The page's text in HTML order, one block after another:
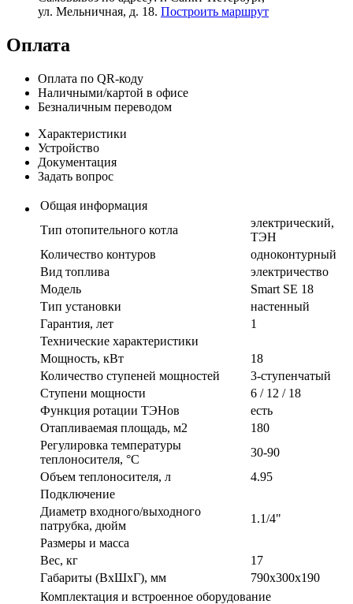
ул. Мельничная, д. 18. Построить маршрут
Оплата
Оплата по QR-коду
Наличными/картой в офисе
Безналичным переводом
Характеристики
Устройство
Документация
Задать вопрос
Общая информация
Тип отопительного котла
электрический,
ТЭН
Количество контуров
одноконтурный
Вид топлива
электричество
Модель
Smart SE 18
Тип установки
настенный
Гарантия, лет
1
Технические характеристики
Мощность, кВт
18
Количество ступеней мощностей
3-ступенчатый
Ступени мощности
6 / 12 / 18
Функция ротации ТЭНов
есть
Отапливаемая площадь, м2
180
Регулировка температуры
теплоносителя, °С
30-90
Объем теплоносителя, л
4.95
Подключение
Диаметр входного/выходного
патрубка, дюйм
1.1/4"
Размеры и масса
Вес, кг
17
Габариты (ВxШxГ), мм
790х300х190
Комплектация и встроенное оборудование